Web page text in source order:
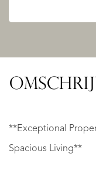
**Exceptional
Spacious Living**